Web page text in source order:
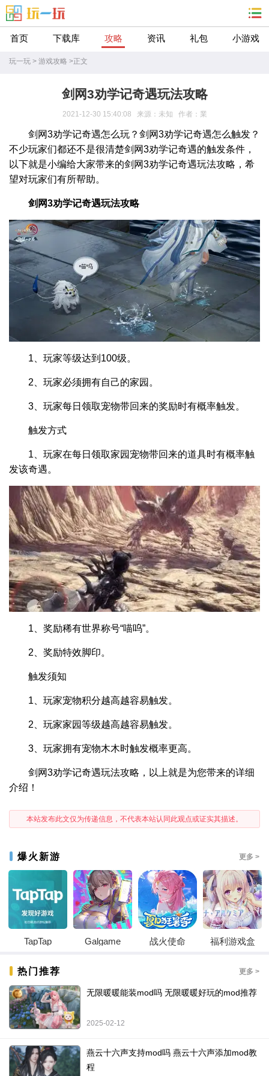
首页 下载库 攻略 资讯 礼包 小游戏
玩一玩 > 游戏攻略 >正文
剑网3劝学记奇遇玩法攻略
2021-12-30 15:40:08 来源：未知 作者：業
剑网3劝学记奇遇怎么玩？剑网3劝学记奇遇怎么触发？
不少玩家们都还不是很清楚剑网3劝学记奇遇的触发条件，
以下就是小编给大家带来的剑网3劝学记奇遇玩法攻略，希
望对玩家们有所帮助。
剑网3劝学记奇遇玩法攻略
1、玩家等级达到100级。
2、玩家必须拥有自己的家园。
3、玩家每日领取宠物带回来的奖励时有概率触发。
触发方式
1、玩家在每日领取家园宠物带回来的道具时有概率触
发该奇遇。
1、奖励稀有世界称号“喵呜”。
2、奖励特效脚印。
触发须知
1、玩家宠物积分越高越容易触发。
2、玩家家园等级越高越容易触发。
3、玩家拥有宠物木木时触发概率更高。
剑网3劝学记奇遇玩法攻略，以上就是为您带来的详细
介绍！
本站发布此文仅为传递信息，不代表本站认同此观点或证实其描述。
爆火新游 更多 >
TapTap Galgame 战火使命 福利游戏盒
热门推荐 更多 >
无限暖暖能装mod吗 无限暖暖好玩的mod推荐
2025-02-12
燕云十六声支持mod吗 燕云十六声添加mod教
程